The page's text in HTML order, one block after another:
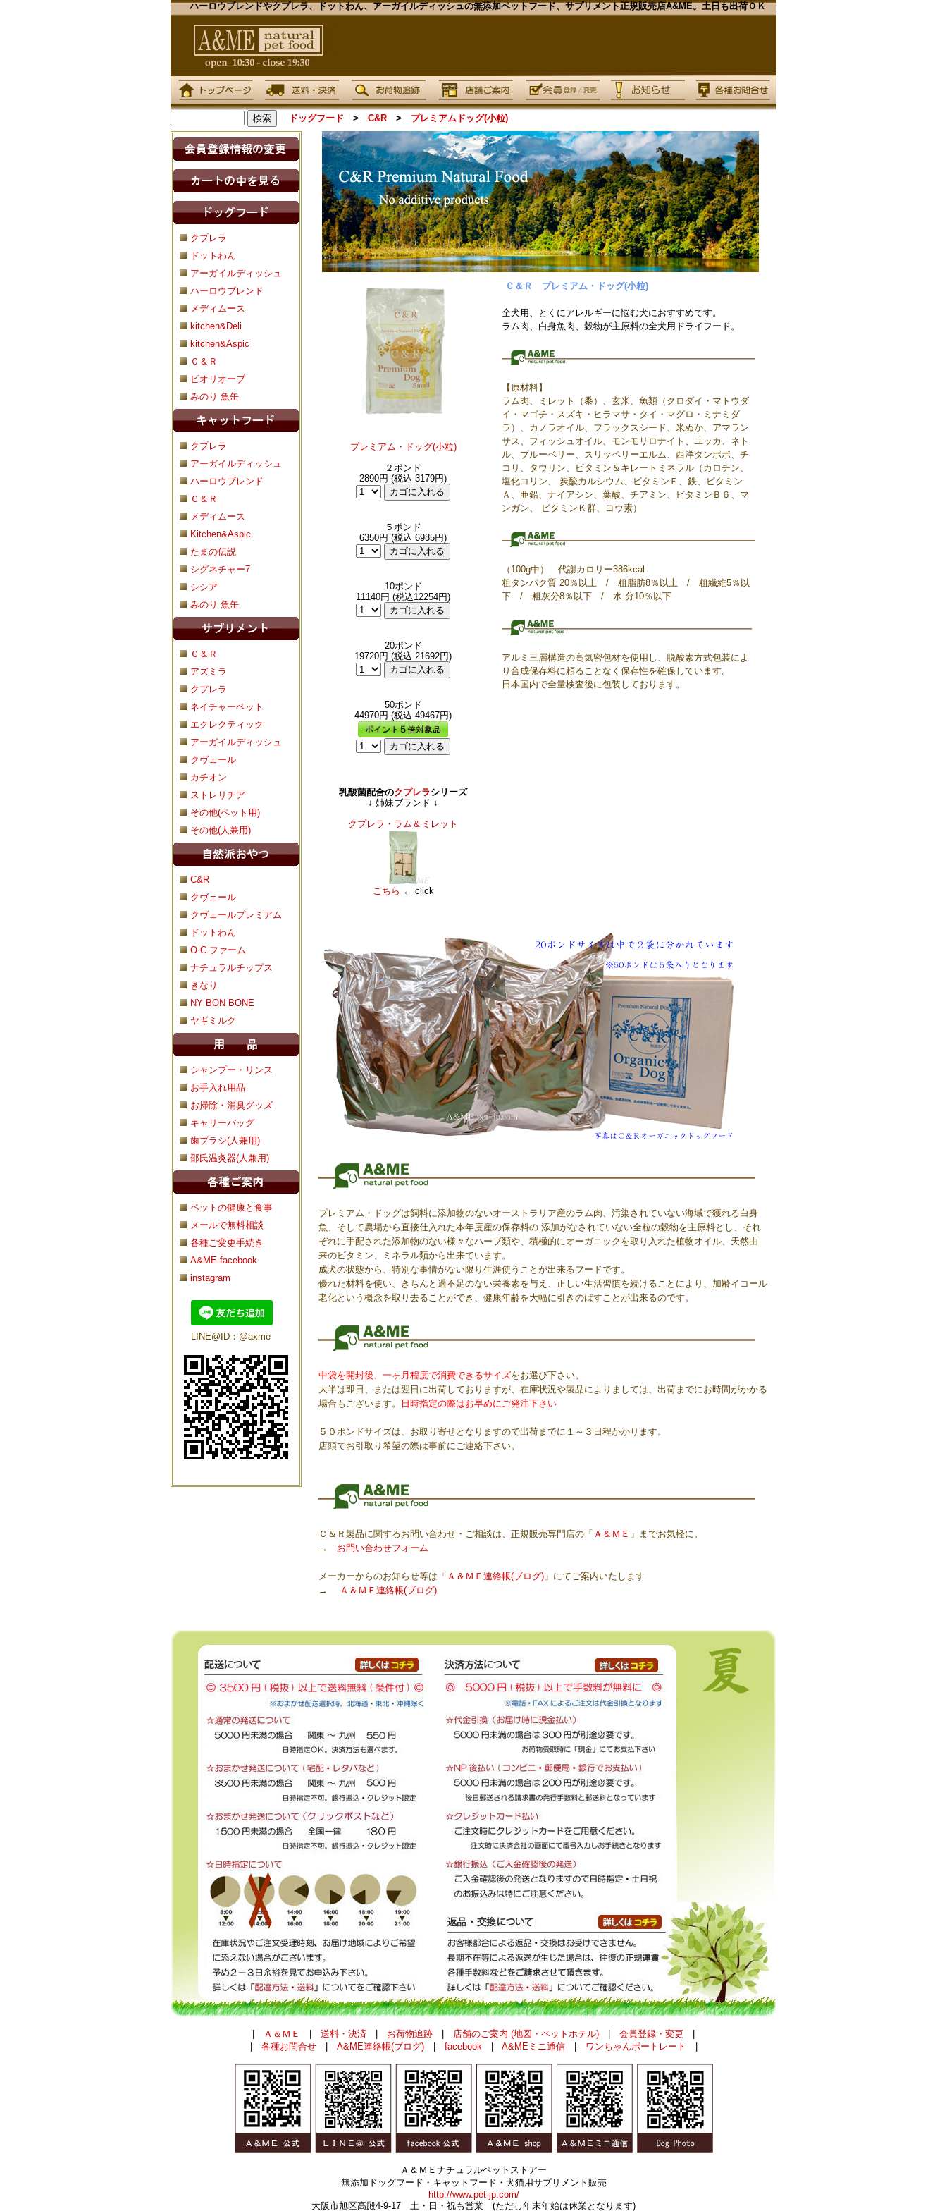
ハーロウブレンドやクプレラ、ドットわん、アーガイルディッシュの無添加ペットフード、サプリメント正規販売店A&ME。土日も出荷ＯＫ
ドッグフード > C&R > プレミアムドッグ(小粒)
クプレラ
ドットわん
アーガイルディッシュ
ハーロウブレンド
メディムース
kitchen&Deli
kitchen&Aspic
Ｃ＆Ｒ
ビオリオーブ
みのり 魚缶
クプレラ
アーガイルディッシュ
ハーロウブレンド
Ｃ＆Ｒ
メディムース
Kitchen&Aspic
たまの伝説
シグネチャー7
シシア
みのり 魚缶
Ｃ＆Ｒ
アズミラ
クプレラ
ネイチャーベット
エクレクティック
アーガイルディッシュ
クヴェール
カチオン
ストレリチア
その他(ペット用)
その他(人兼用)
C&R
クヴェール
クヴェールプレミアム
ドットわん
O.C.ファーム
ナチュラルチップス
きなり
NY BON BONE
ヤギミルク
シャンプー・リンス
お手入れ用品
お掃除・消臭グッズ
キャリーバッグ
歯ブラシ(人兼用)
邵氏温灸器(人兼用)
ペットの健康と食事
メールで無料相談
各種ご変更手続き
A&ME-facebook
instagram
LINE@ID：@axme
Ｃ＆Ｒ プレミアム・ドッグ(小粒)
全犬用、とくにアレルギーに悩む犬におすすめです。
ラム肉、白身魚肉、穀物が主原料の全犬用ドライフード。
【原材料】
ラム肉、ミレット（黍）、玄米、魚類（クロダイ・マトウダ
イ・マゴチ・スズキ・ヒラマサ・タイ・マグロ・ミナミダ
ラ）、カノラオイル、フラックスシード、米ぬか、アマラン
サス、フィッシュオイル、モンモリロナイト、ユッカ、ネト
ル、ブルーベリー、スリッペリーエルム、西洋タンポポ、チ
コリ、タウリン、ビタミン＆キレートミネラル（カロチン、
塩化コリン、 炭酸カルシウム、ビタミンＥ、鉄、ビタミン
Ａ、亜鉛、ナイアシン、葉酸、チアミン、ビタミンＢ６、マ
ンガン、 ビタミンＫ群、ヨウ素）
（100g中） 代謝カロリー386kcal
粗タンパク質 20％以上 / 粗脂肪8％以上 / 粗繊維5％以
下 / 粗灰分8％以下 / 水 分10％以下
アルミ三層構造の高気密包材を使用し、脱酸素方式包装によ
り合成保存料に頼ることなく保存性を確保しています。
日本国内で全量検査後に包装しております。
プレミアム・ドッグ(小粒)
２ポンド
2890円 (税込 3179円)
５ポンド
6350円 (税込 6985円)
10ポンド
11140円 (税込12254円)
20ポンド
19720円 (税込 21692円)
50ポンド
44970円 (税込 49467円)
乳酸菌配合のクプレラシリーズ
↓ 姉妹ブランド ↓
クプレラ・ラム＆ミレット
こちら ← click
プレミアム・ドッグは飼料に添加物のないオーストラリア産のラム肉、汚染されていない海域で獲れる白身
魚、そして農場から直接仕入れた本年度産の保存料の 添加がなされていない全粒の穀物を主原料とし、それ
ぞれに手配された添加物のない様々なハーブ類や、積極的にオーガニックを取り入れた植物オイル、天然由
来のビタミン、ミネラル類から出来ています。
成犬の状態から、特別な事情がない限り生涯使うことが出来るフードです。
優れた材料を使い、きちんと過不足のない栄養素を与え、正しい生活習慣を続けることにより、加齢イコール
老化という概念を取り去ることができ、健康年齢を大幅に引きのばすことが出来るのです。
中袋を開封後、一ヶ月程度で消費できるサイズをお選び下さい。
大半は即日、または翌日に出荷しておりますが、在庫状況や製品によりましては、出荷までにお時間がかかる
場合もございます。
日時指定の際はお早めにご発注下さい
５０ポンドサイズは、お取り寄せとなりますので出荷までに１～３日程かかります。
店頭でお引取り希望の際は事前にご連絡下さい。
Ｃ＆Ｒ製品に関するお問い合わせ・ご相談は、正規販売専門店の「 Ａ＆ＭＥ 」までお気軽に。
→ お問い合わせフォーム
メーカーからのお知らせ等は「 Ａ＆ＭＥ連絡帳(ブログ) 」にてご案内いたします
→
Ａ＆ＭＥ連絡帳(ブログ)
Ａ＆ＭＥ 送料・決済 お荷物追跡 店舗のご案内 (地図・ペットホテル) 会員登録・変更
各種お問合せ| A&ME連絡帳(ブログ)| facebook| A&MEミニ通信| ワンちゃんポートレート
Ａ＆ＭＥナチュラルペットストアー
無添加ドッグフード・キャットフード・犬猫用サプリメント販売
http://www.pet-jp.com/
大阪市旭区高殿4-9-17 土・日・祝も営業 (ただし年末年始は休業となります)